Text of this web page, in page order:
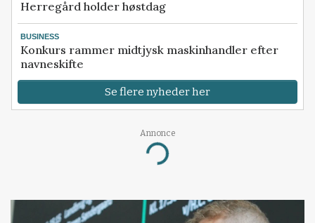
Herregård holder høstdag
BUSINESS
Konkurs rammer midtjysk maskinhandler efter
navneskifte
Se flere nyheder her
Annonce
Loading...